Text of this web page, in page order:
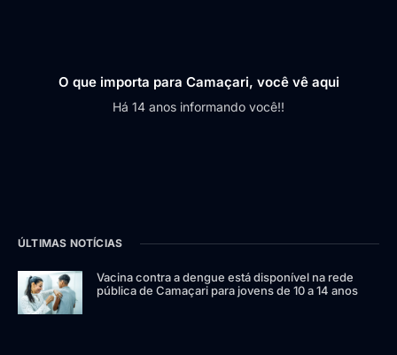
O que importa para Camaçari, você vê aqui
Há 14 anos informando você!!
ÚLTIMAS NOTÍCIAS
Vacina contra a dengue está disponível na rede
pública de Camaçari para jovens de 10 a 14 anos